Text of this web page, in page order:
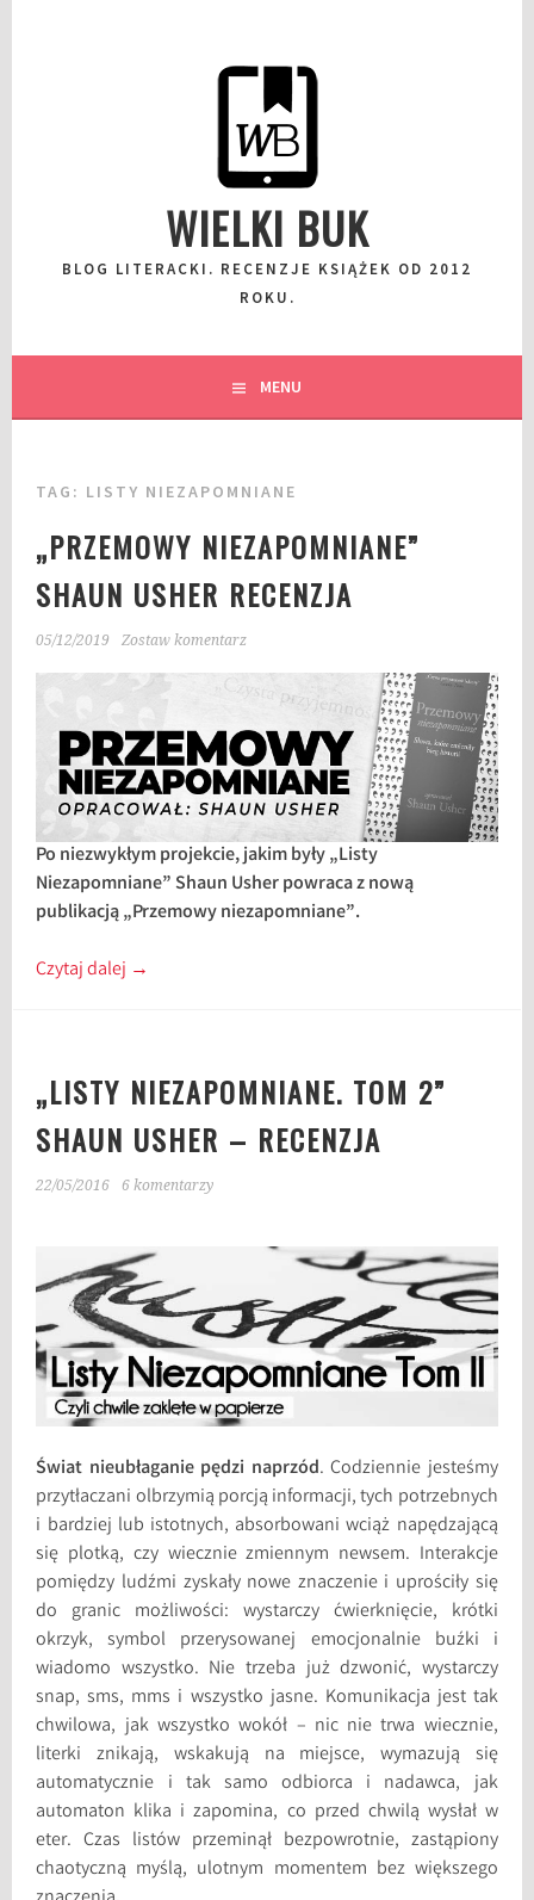
WIELKI BUK
BLOG LITERACKI. RECENZJE KSIĄŻEK OD 2012
ROKU.
MENU
TAG: LISTY NIEZAPOMNIANE
„PRZEMOWY NIEZAPOMNIANE”
SHAUN USHER RECENZJA
05/12/2019 Zostaw komentarz
Po niezwykłym projekcie, jakim były „Listy
Niezapomniane” Shaun Usher powraca z nową
publikacją „Przemowy niezapomniane”.
Czytaj dalej →
„LISTY NIEZAPOMNIANE. TOM 2”
SHAUN USHER – RECENZJA
22/05/2016 6 komentarzy
Świat nieubłaganie pędzi naprzód. Codziennie jesteśmy
przytłaczani olbrzymią porcją informacji, tych potrzebnych
i bardziej lub istotnych, absorbowani wciąż napędzającą
się plotką, czy wiecznie zmiennym newsem. Interakcje
pomiędzy ludźmi zyskały nowe znaczenie i uprościły się
do granic możliwości: wystarczy ćwierknięcie, krótki
okrzyk, symbol przerysowanej emocjonalnie buźki i
wiadomo wszystko. Nie trzeba już dzwonić, wystarczy
snap, sms, mms i wszystko jasne. Komunikacja jest tak
chwilowa, jak wszystko wokół – nic nie trwa wiecznie,
literki znikają, wskakują na miejsce, wymazują się
automatycznie i tak samo odbiorca i nadawca, jak
automaton klika i zapomina, co przed chwilą wysłał w
eter. Czas listów przeminął bezpowrotnie, zastąpiony
chaotyczną myślą, ulotnym momentem bez większego